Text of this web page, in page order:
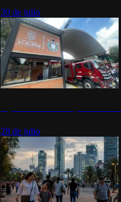
30 de julio
28 de julio